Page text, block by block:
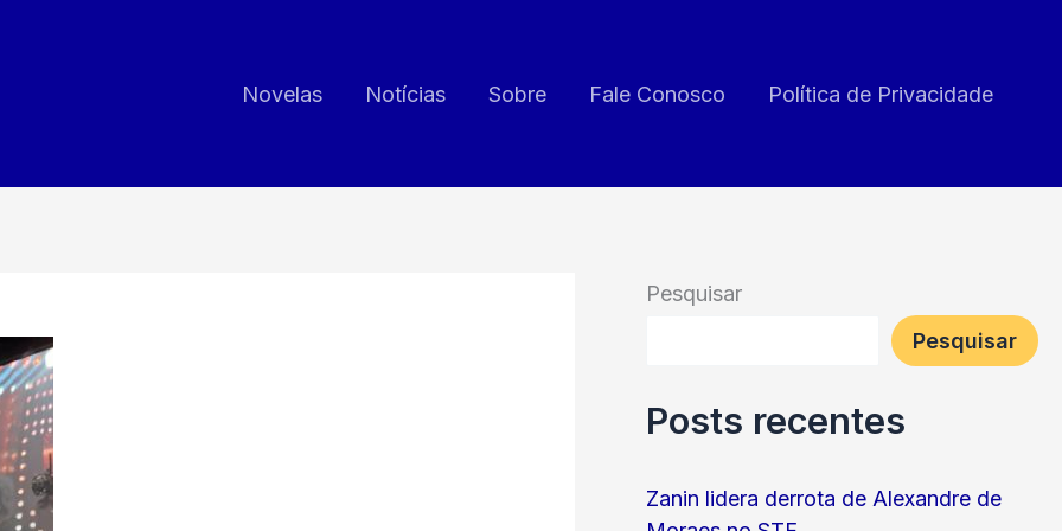
Novelas Notícias Sobre Fale Conosco Política de Privacidade
Pesquisar
Pesquisar
Posts recentes
Zanin lidera derrota de Alexandre de